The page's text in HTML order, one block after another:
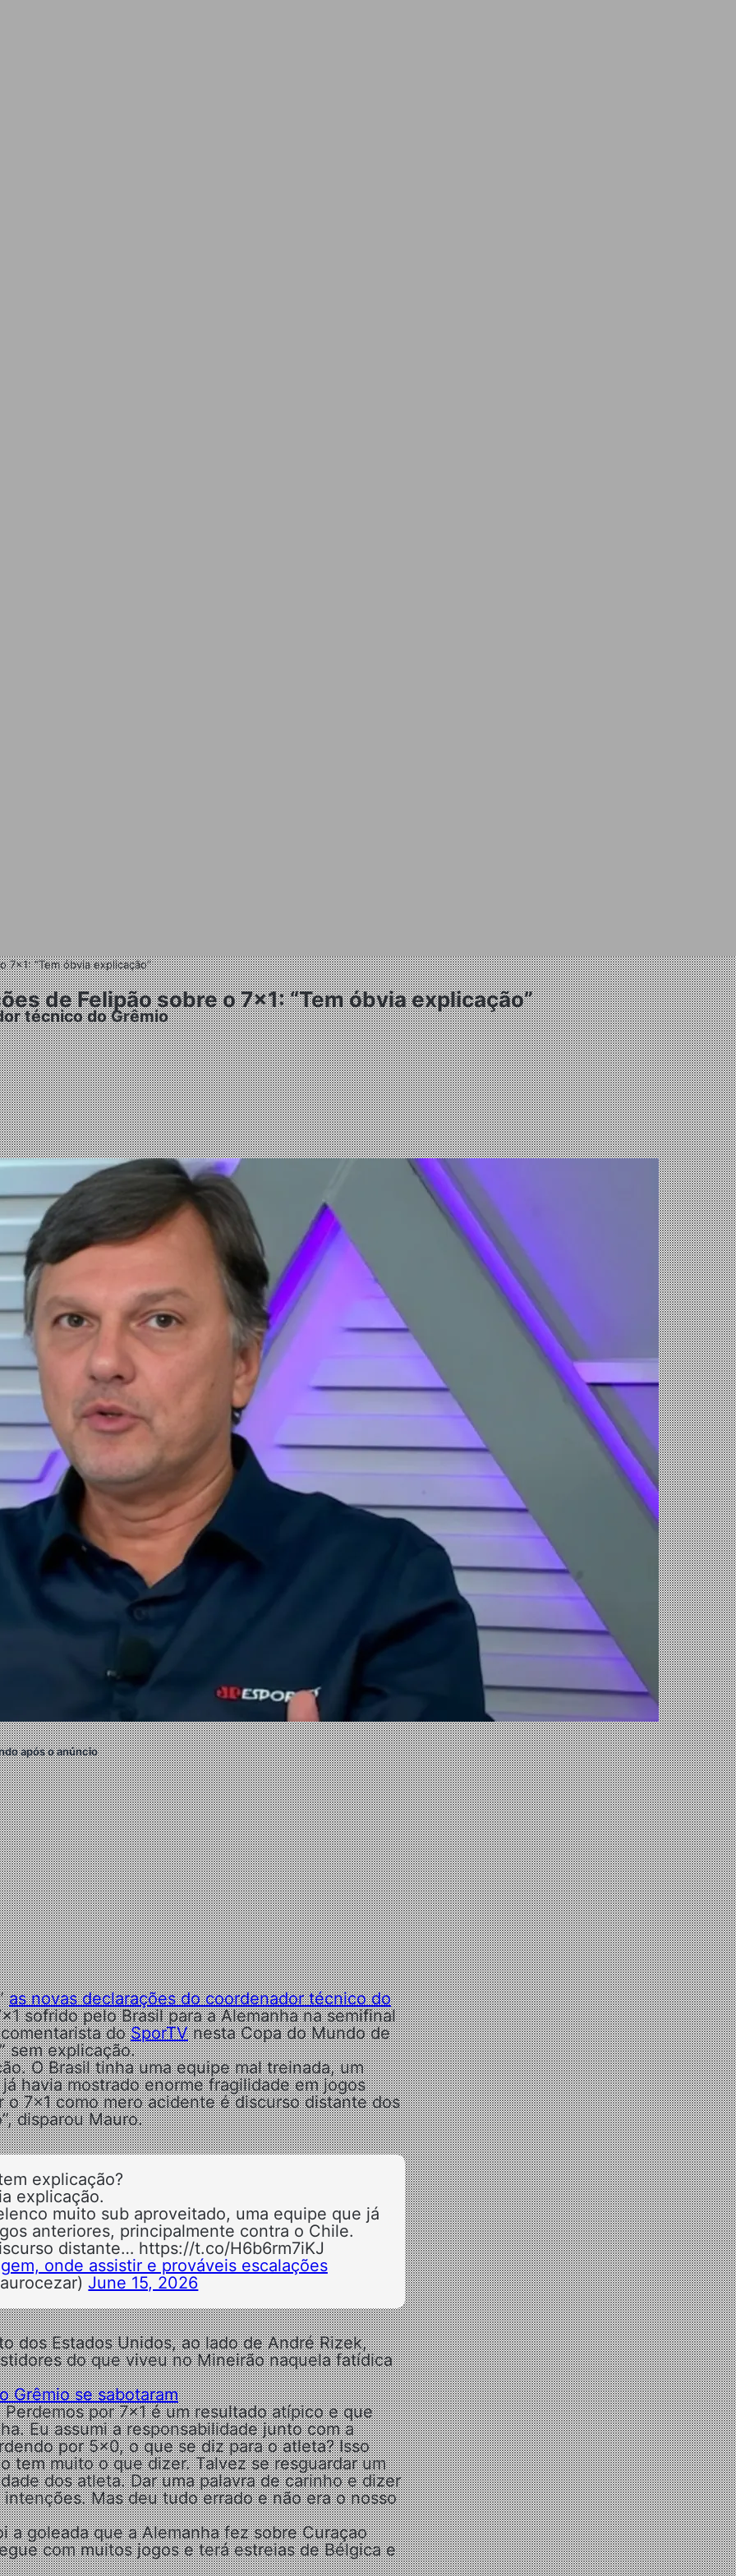
“Tem óbvia explicação”
de Felipão sobre o 7×1: “Tem óbvia explicação”
técnico do Grêmio
após o anúncio
as novas declarações do coordenador técnico do
sofrido pelo Brasil para a Alemanha na semifinal
doSporTVnesta Copa do Mundo de
sem explicação.
O Brasil tinha uma equipe mal treinada, um
havia mostrado enorme fragilidade em jogos
7x1 como mero acidente é discurso distante dos
disparou Mauro.
explicação?
explicação.
muito sub aproveitado, uma equipe que já
anteriores, principalmente contra o Chile.
distante… https://t.co/H6b6rm7iKJ
onde assistir e prováveis escalações
June 15, 2026
dos Estados Unidos, ao lado de André Rizek,
do que viveu no Mineirão naquela fatídica
Grêmio se sabotaram
por 7x1 é um resultado atípico e que
Eu assumi a responsabilidade junto com a
por 5x0, o que se diz para o atleta? Isso
tem muito o que dizer. Talvez se resguardar um
dos atleta. Dar uma palavra de carinho e dizer
Mas deu tudo errado e não era o nosso
a goleada que a Alemanha fez sobre Curaçao
com muitos jogos e terá estreias de Bélgica e